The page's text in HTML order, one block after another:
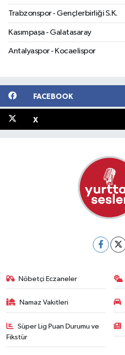
Trabzonspor - Gençlerbirliği S.K.
Kasımpaşa - Galatasaray
Antalyaspor - Kocaelispor
FACEBOOK
X
Nöbetçi Eczaneler
Namaz Vakitleri
Süper Lig Puan Durumu ve
Fikstür